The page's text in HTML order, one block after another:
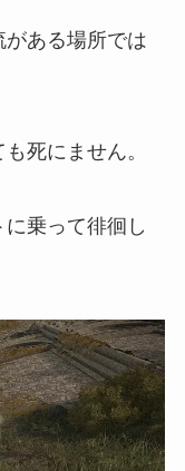
ある場所では
死にません。
乗って徘徊し